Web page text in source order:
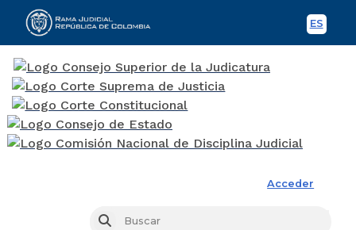
ES
Acceder
Buscar